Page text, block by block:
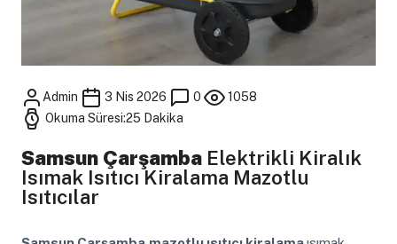
Admin 3 Nis 2026 0
1058
Okuma Süresi:25 Dakika
Samsun ÇarşambaElektrikli Kiralık
Isımak Isıtıcı Kiralama Mazotlu
Isıtıcılar